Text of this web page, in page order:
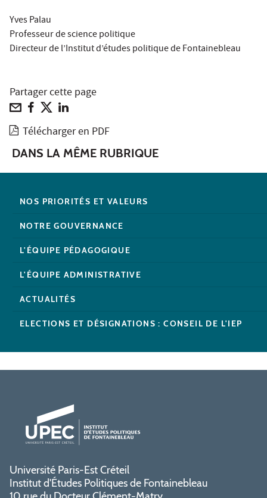
Yves Palau
Professeur de science politique
Directeur de l’Institut d’études politique de Fontainebleau
Partager cette page
Télécharger en PDF
DANS LA MÊME RUBRIQUE
NOS PRIORITÉS ET VALEURS
NOTRE GOUVERNANCE
L'ÉQUIPE PÉDAGOGIQUE
L'ÉQUIPE ADMINISTRATIVE
ACTUALITÉS
ELECTIONS ET DÉSIGNATIONS : CONSEIL DE L'IEP
Université Paris-Est Créteil
Institut d'Études Politiques de Fontainebleau